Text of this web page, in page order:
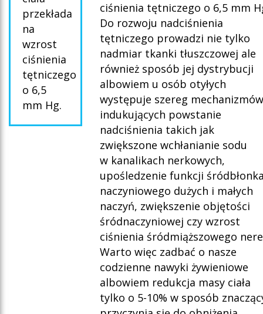
przekłada
na
wzrost
ciśnienia
tętniczego
o 6,5
mm Hg.
ciśnienia tętniczego o 6,5 mm
Do rozwoju nadciśnienia
tętniczego prowadzi nie tylko
nadmiar tkanki tłuszczowej ale
również sposób jej dystrybucji
albowiem u osób otyłych
występuje szereg
indukujących powstanie
nadciśnienia takich jak
zwiększone wchłanianie sodu
w kanalikach nerkowych,
upośledzenie funkcji
naczyniowego dużych i małych
naczyń, zwiększenie objętości
śródnaczyniowej czy wzrost
ciśnienia śródmiąższowego
Warto więc zadbać o nasze
codzienne nawyki żywieniowe
albowiem redukcja masy ciała
tylko o 5-10% w sposób